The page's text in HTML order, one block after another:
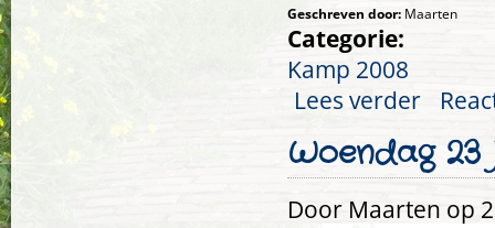
Geschreven door: Maarten
Categorie:
Kamp 2008
Lees verder over
Woendag 23
Door Maarten op